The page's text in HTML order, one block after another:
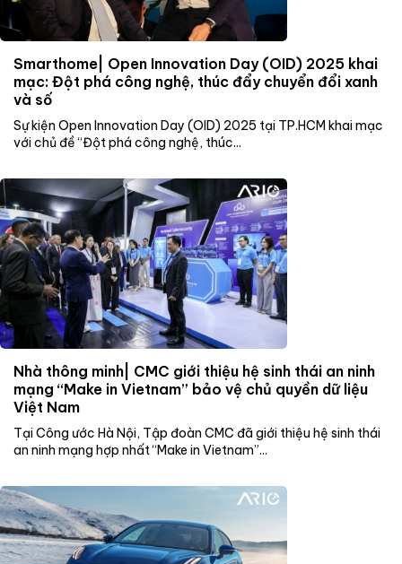
Smarthome| Open Innovation Day (OID) 2025 khai
mạc: Đột phá công nghệ, thúc đẩy chuyển đổi xanh
và số
Sự kiện Open Innovation Day (OID) 2025 tại TP.HCM khai mạc
với chủ đề “Đột phá công nghệ, thúc...
Nhà thông minh| CMC giới thiệu hệ sinh thái an ninh
mạng “Make in Vietnam” bảo vệ chủ quyền dữ liệu
Việt Nam
Tại Công ước Hà Nội, Tập đoàn CMC đã giới thiệu hệ sinh thái
an ninh mạng hợp nhất “Make in Vietnam”...